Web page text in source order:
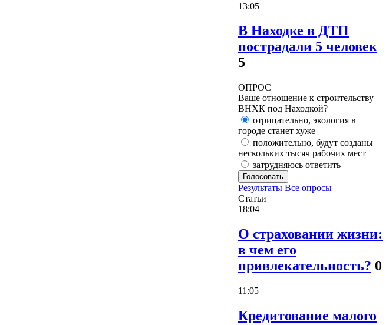
13:05
В Находке в ДТП
пострадали 5 человек
5
ОПРОС
Ваше отношение к строительству
ВНХК под Находкой?
отрицательно, экология в
городе станет хуже
положительно, будут созданы
нескольких тысяч рабочих мест
затрудняюсь ответить
Голосовать
Результаты Все опросы
Статьи
18:04
О страховании жизни:
в чем его
привлекательность? 0
11:05
Кредитование малого